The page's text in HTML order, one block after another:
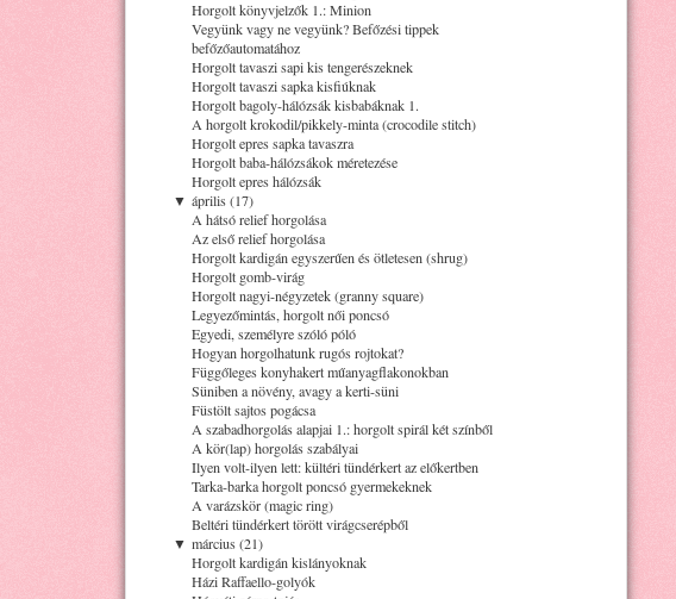
Horgolt könyvjelzők 1.: Minion
Vegyünk vagy ne vegyünk? Befőzési tippek
befőzőautomatához
Horgolt tavaszi sapi kis tengerészeknek
Horgolt tavaszi sapka kisfiúknak
Horgolt bagoly-hálózsák kisbabáknak 1.
A horgolt krokodil/pikkely-minta (crocodile stitch)
Horgolt epres sapka tavaszra
Horgolt baba-hálózsákok méretezése
Horgolt epres hálózsák
▼ április (17)
A hátsó relief horgolása
Az első relief horgolása
Horgolt kardigán egyszerűen és ötletesen (shrug)
Horgolt gomb-virág
Horgolt nagyi-négyzetek (granny square)
Legyezőmintás, horgolt női poncsó
Egyedi, személyre szóló póló
Hogyan horgolhatunk rugós rojtokat?
Függőleges konyhakert műanyagflakonokban
Süniben a növény, avagy a kerti-süni
Füstölt sajtos pogácsa
A szabadhorgolás alapjai 1.: horgolt spirál két színből
A kör(lap) horgolás szabályai
Ilyen volt-ilyen lett: kültéri tündérkert az előkertben
Tarka-barka horgolt poncsó gyermekeknek
A varázskör (magic ring)
Beltéri tündérkert törött virágcserépből
▼ március (21)
Horgolt kardigán kislányoknak
Házi Raffaello-golyók